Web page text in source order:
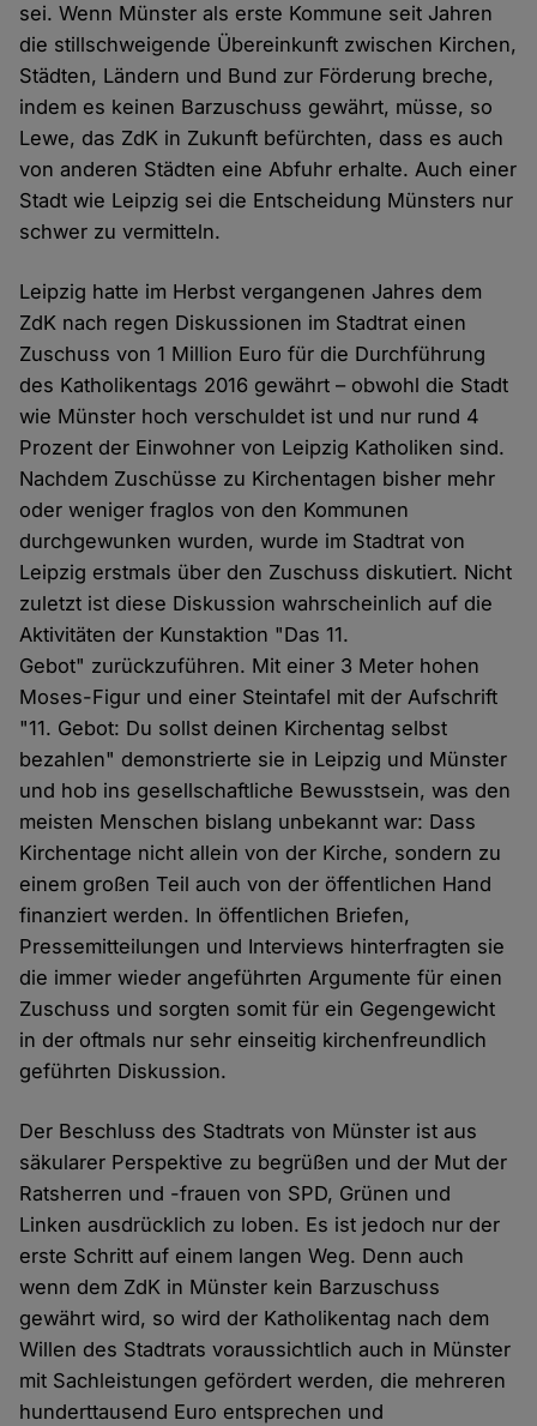
sei. Wenn Münster als erste Kommune seit Jahren
die stillschweigende Übereinkunft zwischen Kirchen,
Städten, Ländern und Bund zur Förderung breche,
indem es keinen Barzuschuss gewährt, müsse, so
Lewe, das ZdK in Zukunft befürchten, dass es auch
von anderen Städten eine Abfuhr erhalte. Auch einer
Stadt wie Leipzig sei die Entscheidung Münsters nur
schwer zu vermitteln.
Leipzig hatte im Herbst vergangenen Jahres dem
ZdK nach regen Diskussionen im Stadtrat einen
Zuschuss von 1 Million Euro für die Durchführung
des Katholikentags 2016 gewährt – obwohl die Stadt
wie Münster hoch verschuldet ist und nur rund 4
Prozent der Einwohner von Leipzig Katholiken sind.
Nachdem Zuschüsse zu Kirchentagen bisher mehr
oder weniger fraglos von den Kommunen
durchgewunken wurden, wurde im Stadtrat von
Leipzig erstmals über den Zuschuss diskutiert. Nicht
zuletzt ist diese Diskussion wahrscheinlich auf die
Aktivitäten der Kunstaktion "Das 11.
Gebot" zurückzuführen. Mit einer 3 Meter hohen
Moses-Figur und einer Steintafel mit der Aufschrift
"11. Gebot: Du sollst deinen Kirchentag selbst
bezahlen" demonstrierte sie in Leipzig und Münster
und hob ins gesellschaftliche Bewusstsein, was den
meisten Menschen bislang unbekannt war: Dass
Kirchentage nicht allein von der Kirche, sondern zu
einem großen Teil auch von der öffentlichen Hand
finanziert werden. In öffentlichen Briefen,
Pressemitteilungen und Interviews hinterfragten sie
die immer wieder angeführten Argumente für einen
Zuschuss und sorgten somit für ein Gegengewicht
in der oftmals nur sehr einseitig kirchenfreundlich
geführten Diskussion.
Der Beschluss des Stadtrats von Münster ist aus
säkularer Perspektive zu begrüßen und der Mut der
Ratsherren und -frauen von SPD, Grünen und
Linken ausdrücklich zu loben. Es ist jedoch nur der
erste Schritt auf einem langen Weg. Denn auch
wenn dem ZdK in Münster kein Barzuschuss
gewährt wird, so wird der Katholikentag nach dem
Willen des Stadtrats voraussichtlich auch in Münster
mit Sachleistungen gefördert werden, die mehreren
hunderttausend Euro entsprechen und